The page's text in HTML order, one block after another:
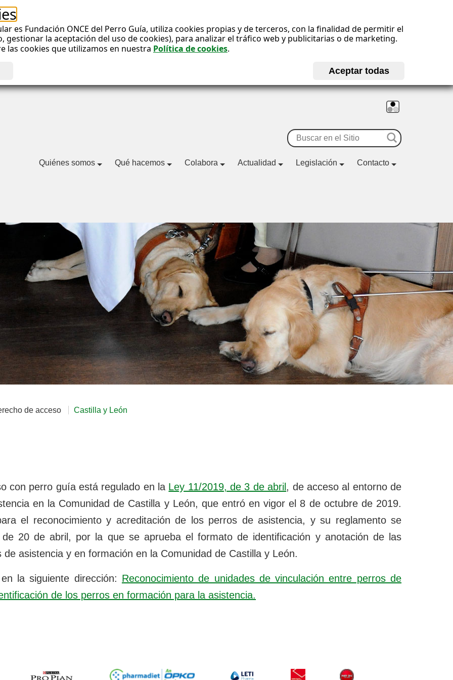
es Fundación ONCE del Perro Guía, utiliza cookies propias y de terceros, con la finalidad de permitir el
la aceptación del uso de cookies), para analizar el tráfico web y publicitarias o de marketing.
las cookies que utilizamos en nuestra Política de cookies.
Buscar
Quiénes somos Qué hacemos Colabora Actualidad Legislación Contacto
de acceso Castilla y León
con perro guía está regulado en la Ley 11/2019, de 3 de abril , de acceso al entorno de
en la Comunidad de Castilla y León, que entró en vigor el 8 de octubre de 2019.
el reconocimiento y acreditación de los perros de asistencia, y su reglamento se
20 de abril, por la que se aprueba el formato de identificación y anotación de las
asistencia y en formación en la Comunidad de Castilla y León.
la siguiente dirección: Reconocimiento de unidades de vinculación entre perros de
de los perros en formación para la asistencia.